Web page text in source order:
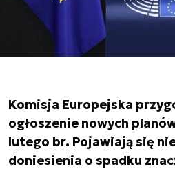
Komisja Europejska
ogłoszenie nowych
lutego br. Pojawiają się
doniesienia o spadku